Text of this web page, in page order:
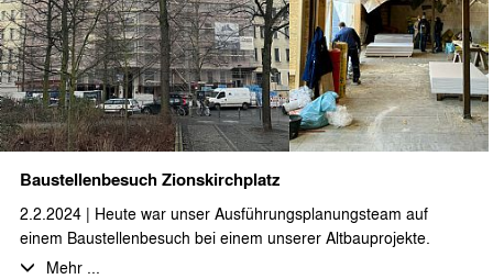
Baustellenbesuch Zionskirchplatz
2.2.2024 | Heute war unser Ausführungsplanungsteam auf
einem Baustellenbesuch bei einem unserer Altbauprojekte.
Direkt am Zionskirchplatz gelegen wird eine Kernsanierung des
Mehr ...